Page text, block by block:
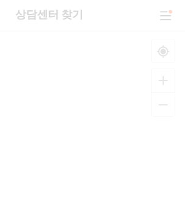
상담센터 찾기